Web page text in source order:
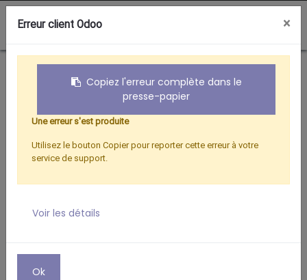
0
Boutique
Téléphonie Mobile
PÉRI MALE/3 RCAM 2 AUD. 1 VID
Erreur client Odoo ×
Copiez l'erreur complète dans le
presse-papier
Une erreur s'est produite
Utilisez le bouton Copier pour reporter cette erreur à votre
service de support.
Voir les détails
Ok